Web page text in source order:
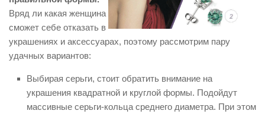
Вряд ли какая женщина
сможет себе отказать в
украшениях и аксессуарах, поэтому рассмотрим пару
удачных вариантов:
Выбирая серьги, стоит обратить внимание на
украшения квадратной и круглой формы. Подойдут
массивные серьги-кольца среднего диаметра. При этом